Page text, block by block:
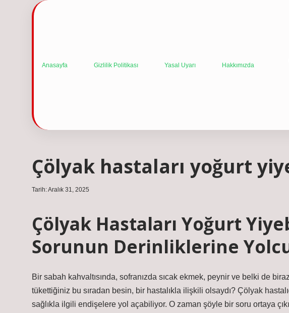
Anasayfa Gizlilik Politikası Yasal Uyarı Hakkımızda
Çölyak hastaları yoğurt
Tarih: Aralık 31, 2025
Çölyak Hastaları Yoğurt
Sorunun Derinliklerine
Bir sabah kahvaltısında, sofranızda sıcak ekmek, peynir ve belki de
tükettiğiniz bu sıradan besin, bir hastalıkla ilişkili olsaydı? Çölyak
sağlıkla ilgili endişelere yol açabiliyor. O zaman şöyle bir soru ortaya